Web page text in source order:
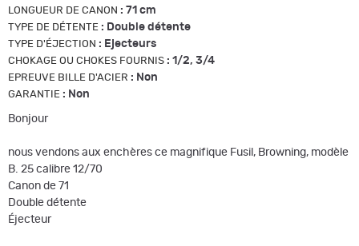
LONGUEUR DE CANON : 71 cm
TYPE DE DÉTENTE : Double détente
TYPE D'ÉJECTION : Ejecteurs
CHOKAGE OU CHOKES FOURNIS : 1/2, 3/4
EPREUVE BILLE D'ACIER : Non
GARANTIE : Non
Bonjour
nous vendons aux enchères ce magnifique Fusil, Browning, modèle
B. 25 calibre 12/70
Canon de 71
Double détente
Éjecteur